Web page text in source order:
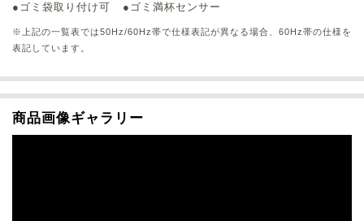
●ゴミ袋取り付け可 ●ゴミ満杯センサー
※上記の一覧表では50Hz/60Hz帯で仕様表記が異なる場合、60Hz帯の仕様を
表記しています。
商品画像ギャラリー